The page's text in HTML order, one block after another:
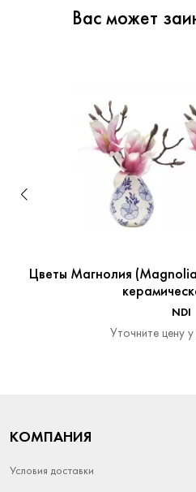
Вас может
Цветы Магнолия
NDI
Уточните цену
КОМПАНИЯ
Условия доставки